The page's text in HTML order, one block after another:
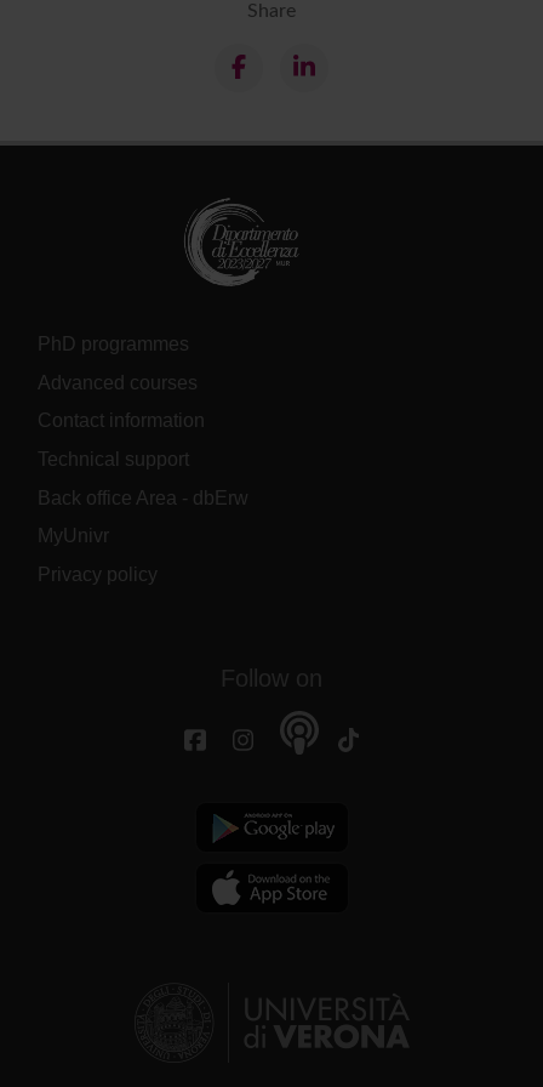
Share
PhD programmes
Advanced courses
Contact information
Technical support
Back office Area - dbErw
MyUnivr
Privacy policy
Follow on